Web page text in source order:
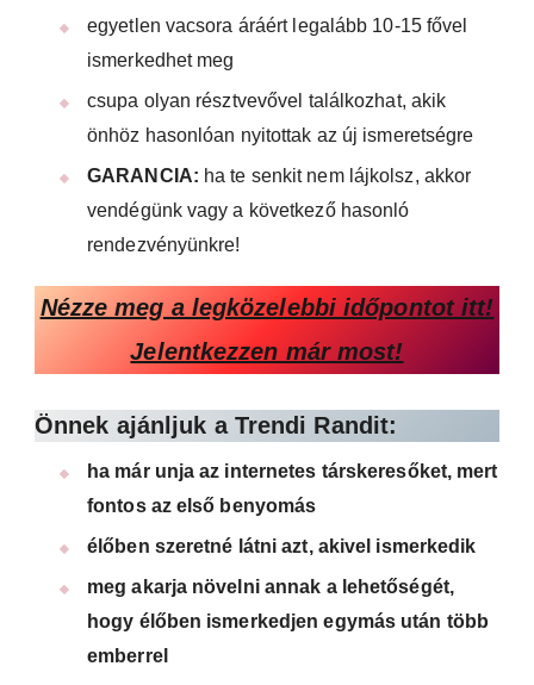
egyetlen vacsora áráért legalább 10-15 fővel
ismerkedhet meg
csupa olyan résztvevővel találkozhat, akik
önhöz hasonlóan nyitottak az új ismeretségre
GARANCIA: ha te senkit nem lájkolsz, akkor
vendégünk vagy a következő hasonló
rendezvényünkre!
Nézze meg a legközelebbi időpontot itt!
Jelentkezzen már most!
Önnek ajánljuk a Trendi Randit:
ha már unja az internetes társkeresőket, mert
fontos az első benyomás
élőben szeretné látni azt, akivel ismerkedik
meg akarja növelni annak a lehetőségét,
hogy élőben ismerkedjen egymás után több
emberrel